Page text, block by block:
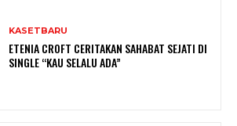
KASETBARU
ETENIA CROFT CERITAKAN SAHABAT SEJATI DI
SINGLE “KAU SELALU ADA”